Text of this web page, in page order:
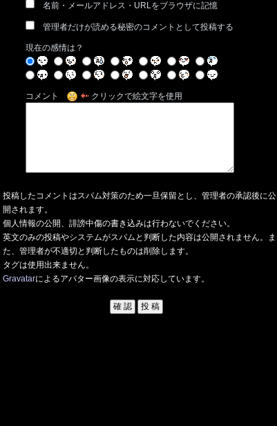
名前・メールアドレス・URLをブラウザに記憶
管理者だけが読める秘密のコメントとして投稿する
現在の感情は？
コメント クリックで絵文字を使用
投稿したコメントはスパム対策のため一旦保留とし、管理者の承認後に公
開されます。
個人情報の公開、誹謗中傷の書き込みは行わないでください。
英文のみの投稿やシステムがスパムと判断した内容は公開されません。ま
た、管理者が不適切と判断したものは削除します。
タグは使用出来ません。
Gravatarによるアバター画像の表示に対応しています。